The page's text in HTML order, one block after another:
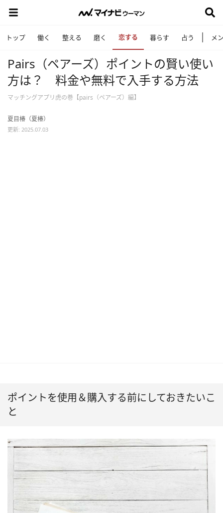
トップ 働く 整える 磨く 恋する 暮らす 占う メ
Pairs（ペアーズ）ポイントの賢い使い
方は？ 料金や無料で入手する方法
マッチングアプリ虎の巻【pairs（ペアーズ）編】
夏目椿（夏椿）
更新: 2025.07.03
ポイントを使用＆購入する前にしておきたいこ
と